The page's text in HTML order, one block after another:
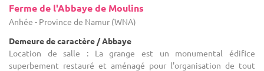
Ferme de l'Abbaye de Moulins
Anhée - Province de Namur (WNA)
Demeure de caractère / Abbaye
Location de salle : La grange est un monumental édifice
superbement restauré et aménagé pour l'organisation de tout